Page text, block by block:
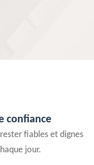
confiance
fiables et dignes
jour.